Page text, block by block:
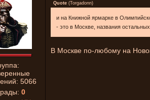
5066
0
Quote (Torgadonn)
и на Книжной ярмарке в
- это в Москве, названия
В Москве по-любому на